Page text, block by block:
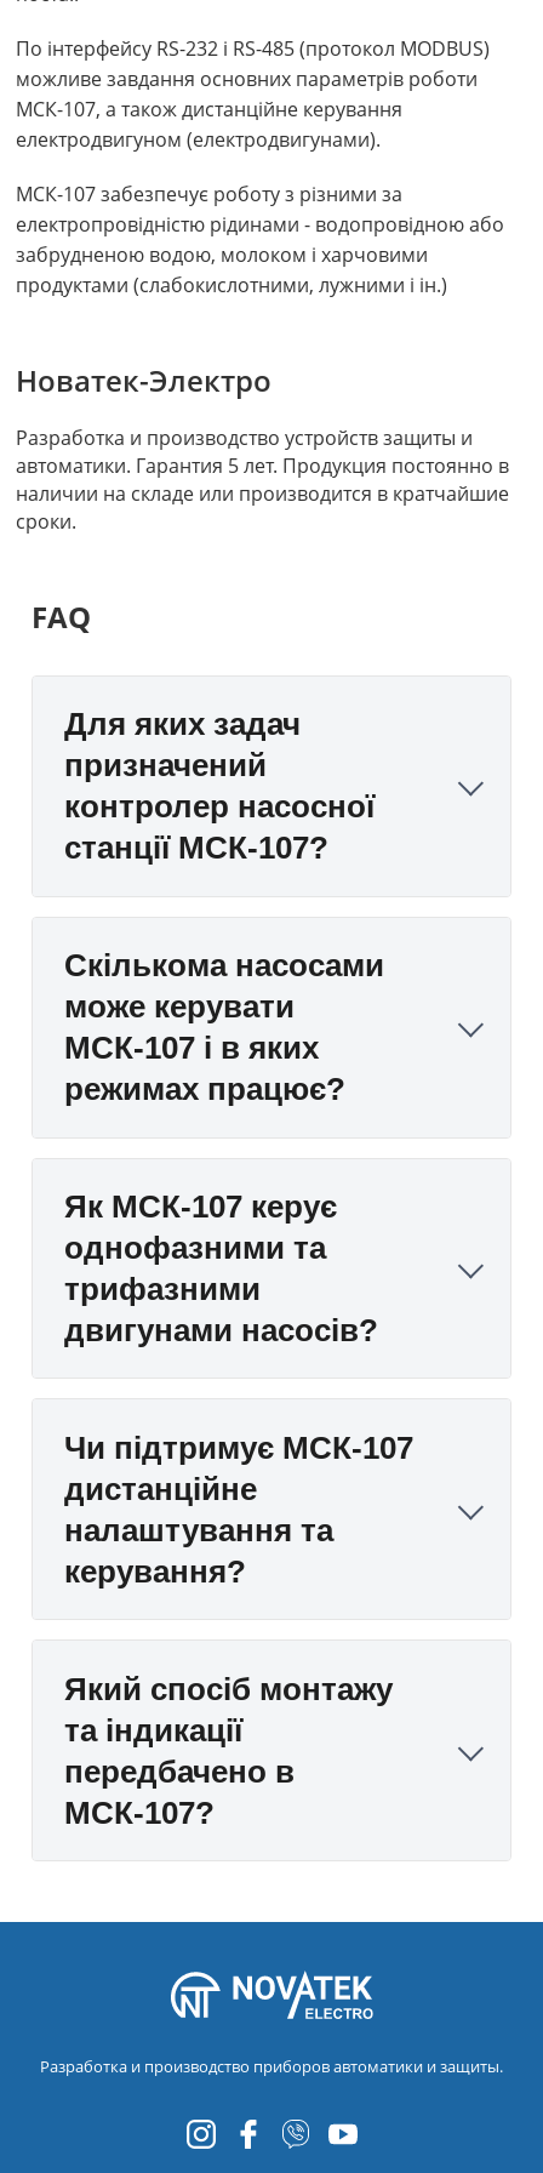
По інтерфейсу RS-232 і RS-485 (протокол MODBUS)
можливе завдання основних параметрів роботи
МСК-107, а також дистанційне керування
електродвигуном (електродвигунами).
МСК-107 забезпечує роботу з різними за
електропровідністю рідинами - водопровідною або
забрудненою водою, молоком і харчовими
продуктами (слабокислотними, лужними і ін.)
Новатек-Электро
Разработка и производство устройств защиты и
автоматики. Гарантия 5 лет. Продукция постоянно в
наличии на складе или производится в кратчайшие
сроки.
FAQ
Для яких задач
призначений
контролер насосної
станції МСК-107?
Скількома насосами
може керувати
МСК-107 і в яких
режимах працює?
Як МСК-107 керує
однофазними та
трифазними
двигунами насосів?
Чи підтримує МСК-107
дистанційне
налаштування та
керування?
Який спосіб монтажу
та індикації
передбачено в
МСК-107?
Разработка и производство приборов автоматики и защиты.